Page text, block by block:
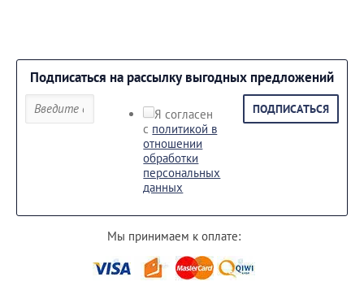
Подписаться на рассылку выгодных предложений
Я согласен
с политикой в
отношении
обработки
персональных
данных
ПОДПИСАТЬСЯ
Мы принимаем к оплате: